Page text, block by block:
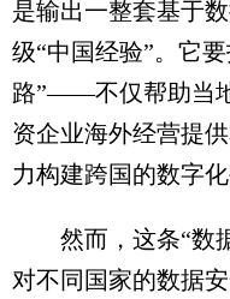
是输出一整套基于
级“中国经验”。它
路”——不仅帮助当
资企业海外经营提
力构建跨国的数字化
然而，这条“数据
对不同国家的数据